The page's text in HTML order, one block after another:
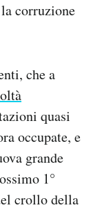
corruzione
che a
quasi
occupate, e
grande
1°
crollo della